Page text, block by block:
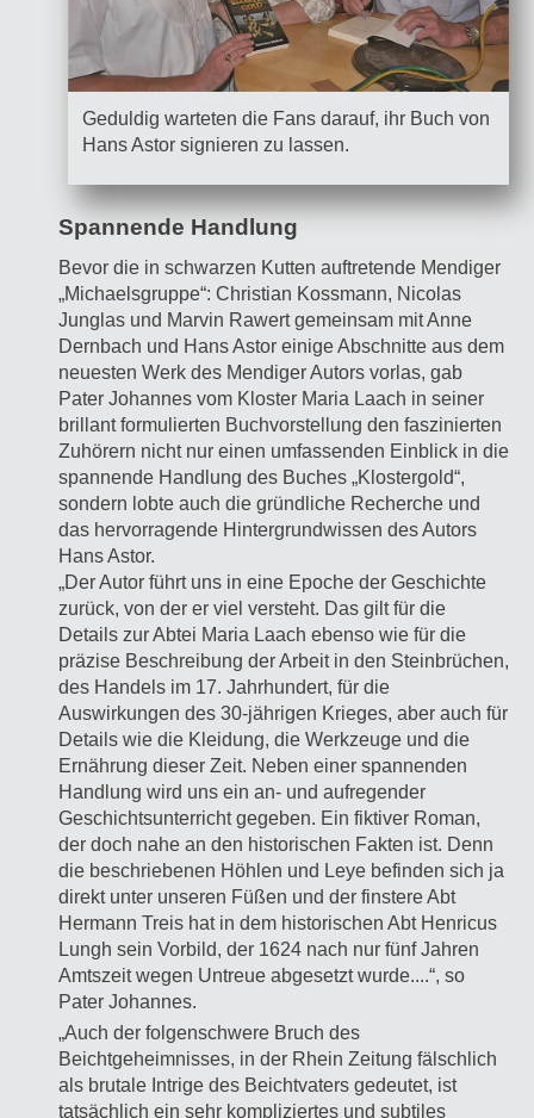
Geduldig warteten die Fans darauf, ihr Buch von
Hans Astor signieren zu lassen.
Spannende Handlung
Bevor die in schwarzen Kutten auftretende Mendiger
„Michaelsgruppe“: Christian Kossmann, Nicolas
Junglas und Marvin Rawert gemeinsam mit Anne
Dernbach und Hans Astor einige Abschnitte aus dem
neuesten Werk des Mendiger Autors vorlas, gab
Pater Johannes vom Kloster Maria Laach in seiner
brillant formulierten Buchvorstellung den faszinierten
Zuhörern nicht nur einen umfassenden Einblick in die
spannende Handlung des Buches „Klostergold“,
sondern lobte auch die gründliche Recherche und
das hervorragende Hintergrundwissen des Autors
Hans Astor.
„Der Autor führt uns in eine Epoche der Geschichte
zurück, von der er viel versteht. Das gilt für die
Details zur Abtei Maria Laach ebenso wie für die
präzise Beschreibung der Arbeit in den Steinbrüchen,
des Handels im 17. Jahrhundert, für die
Auswirkungen des 30-jährigen Krieges, aber auch für
Details wie die Kleidung, die Werkzeuge und die
Ernährung dieser Zeit. Neben einer spannenden
Handlung wird uns ein an- und aufregender
Geschichtsunterricht gegeben. Ein fiktiver Roman,
der doch nahe an den historischen Fakten ist. Denn
die beschriebenen Höhlen und Leye befinden sich ja
direkt unter unseren Füßen und der finstere Abt
Hermann Treis hat in dem historischen Abt Henricus
Lungh sein Vorbild, der 1624 nach nur fünf Jahren
Amtszeit wegen Untreue abgesetzt wurde....“, so
Pater Johannes.
„Auch der folgenschwere Bruch des
Beichtgeheimnisses, in der Rhein Zeitung fälschlich
als brutale Intrige des Beichtvaters gedeutet, ist
tatsächlich ein sehr kompliziertes und subtiles